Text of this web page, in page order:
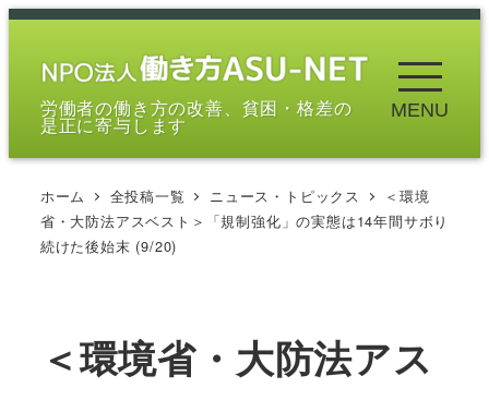
メ
労働者の働き方の改善、貧困・格差の
是正に寄与します
MENU
ホーム 全投稿一覧 ニュース・トピックス
＜環境
省・大防法アスベスト＞「規制強化」の実態は14年間サボり
続けた後始末 (9/20)
＜環境省・大防法アス